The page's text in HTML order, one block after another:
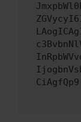
CiAgfQp9